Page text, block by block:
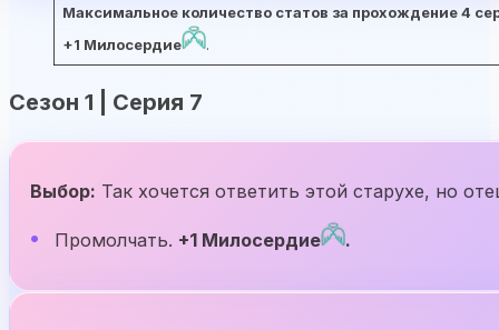
Максимальное количество статов за прохождение 4
+1 Милосердие
.
Сезон 1 | Серия 7
Выбор: Так хочется ответить этой старухе, но
Промолчать. +1 Милосердие .